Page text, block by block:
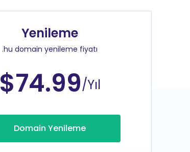
Yenileme
.hu domain yenileme fiyatı
$74.99/Yıl
Domain Yenileme